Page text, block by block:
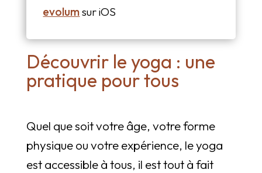
evolumsur iOS
Découvrir le yoga : une
pratique pour tous
Quel que soit votre âge, votre forme
physique ou votre expérience, le yoga
est accessible à tous, il est tout à fait